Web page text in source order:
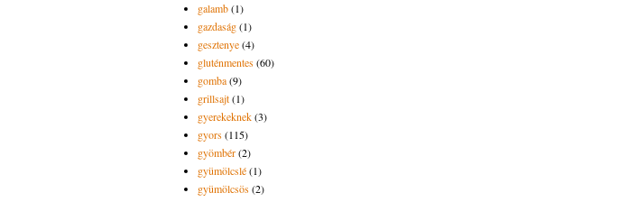
galamb(1)
gazdaság(1)
gesztenye(4)
gluténmentes(60)
gomba(9)
grillsajt(1)
gyerekeknek(3)
gyors(115)
gyömbér(2)
gyümölcslé(1)
gyümölcsös(2)